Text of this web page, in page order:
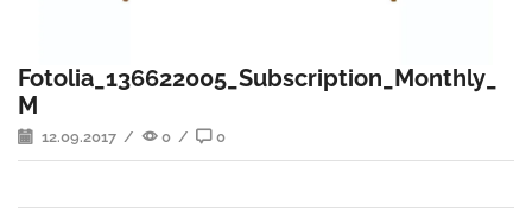
Fotolia_136622005_Subscription_Monthly_
M
12.09.2017 / 0 / 0